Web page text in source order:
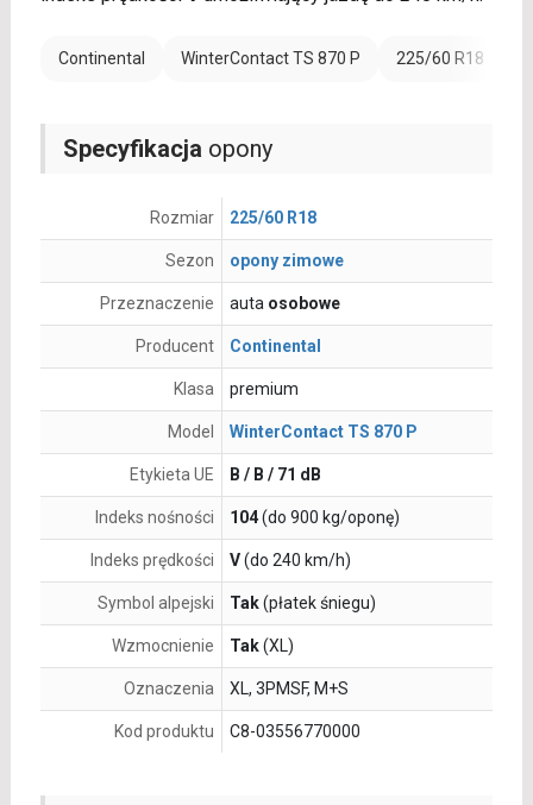
Continental WinterContact TS 870 P 225/60 R18
Specyfikacja opony
Rozmiar 225/60 R18
Sezon opony zimowe
Przeznaczenie auta osobowe
Producent Continental
Klasa premium
Model WinterContact TS 870 P
Etykieta UE B / B / 71 dB
Indeks nośności 104(do 900 kg/oponę)
Indeks prędkości V(do 240 km/h)
Symbol alpejski Tak(płatek śniegu)
Wzmocnienie Tak(XL)
Oznaczenia XL, 3PMSF, M+S
Kod produktu C8-03556770000